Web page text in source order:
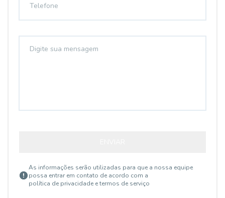
As informações serão utilizadas para que a nossa equipe
possa entrar em contato de acordo com a
política de privacidade e termos de serviço